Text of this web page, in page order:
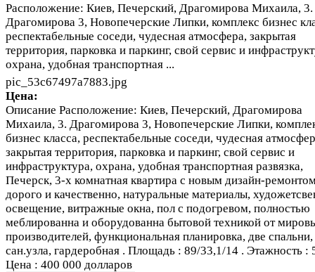
Расположение: Киев, Печерский, Драгомирова Михаила, 3.
Драгомирова 3, Новопечерские Липки, комплекс бизнес
респектабельные соседи, чудесная атмосфера, закрытая
территория, парковка и паркинг, свой сервис и
охрана, удобная транспортная ...
pic_53c67497a7883.jpg
Цена:
Описание Расположение: Киев, Печерский, Драгомирова
Михаила, 3. Драгомирова 3, Новопечерские Липки,
бизнес класса, респектабельные соседи, чудесная
закрытая территория, парковка и паркинг, свой сервис и
инфраструктура, охрана, удобная транспортная развязка,
Печерск, 3-х комнатная квартира с новым дизайн-
дорого и качественно, натуральные материалы,
освещение, витражные окна, пол с подогревом, полностью
меблированна и оборудованна бытовой техникой от
производителей, функциональная планировка, две спальни,
сан.узла, гардеробная . Площадь : 89/33,1/14 . Этажность :
Цена : 400 000 долларов